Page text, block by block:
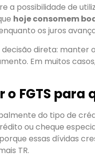
a possibilidade de
hoje consomem
os juros
direta: manter
Em muitos
o FGTS para
do tipo de
ou cheque
essas dívidas
TR.